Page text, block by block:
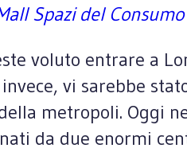
Spazi del Consumo
voluto entrare a
vi sarebbe
metropoli. Oggi
da due enormi